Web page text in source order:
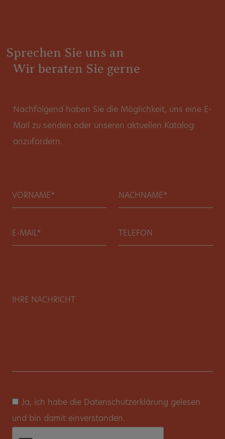
Sprechen Sie uns an
Wir beraten Sie gerne
Nachfolgend haben Sie die Möglichkeit, uns eine E-
Mail zu senden oder unseren aktuellen Katalog
anzufordern.
und bin damit einverstanden.